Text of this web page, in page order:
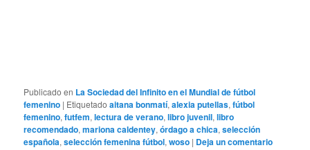
Publicado en La Sociedad del Infinito en el Mundial de fútbol
femenino | Etiquetado aitana bonmatí,alexia putellas,fútbol
femenino,futfem,lectura de verano,libro juvenil,libro
recomendado,mariona caldentey,órdago a chica,selección
española,selección femenina fútbol,woso | Deja un comentario